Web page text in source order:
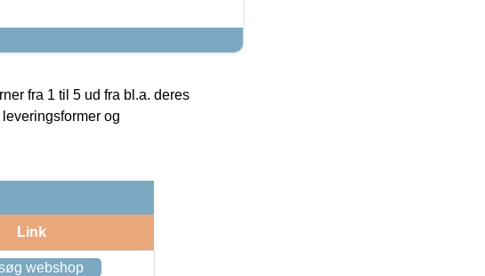
fra 1 til 5 ud fra bl.a. deres
og
Link
webshop